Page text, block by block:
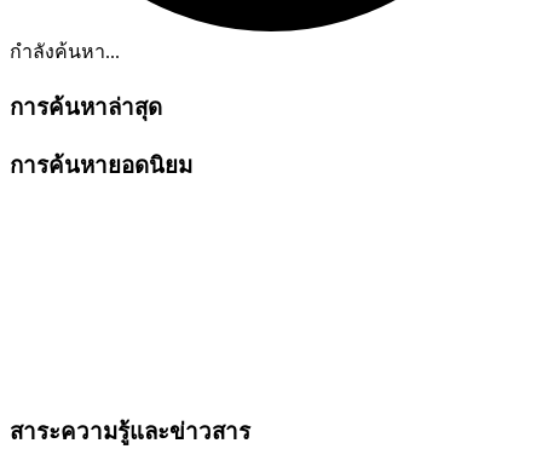
กำลังค้นหา...
การค้นหาล่าสุด
การค้นหายอดนิยม
สาระความรู้และข่าวสาร